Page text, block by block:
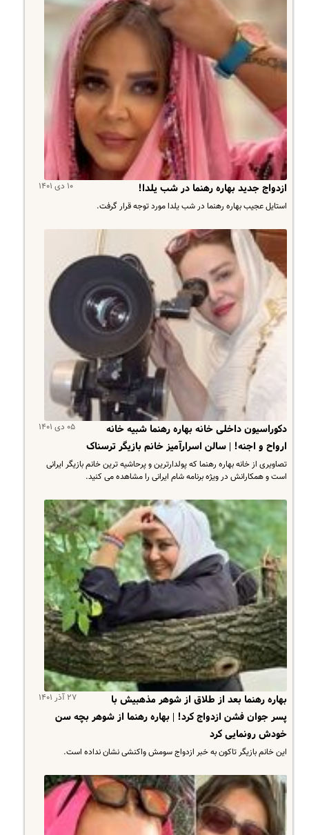
۱۰ دی ۱۴۰۱ ازدواج جدید بهاره رهنما در شب یلدا!
استایل عجیب بهاره رهنما در شب یلدا مورد توجه قرار گرفت.
۰۵ دی ۱۴۰۱
دکوراسیون داخلی خانه بهاره رهنما شبیه خانه
ارواح و اجنه! | سالن اسرارآمیز خانم بازیگر ترسناک
تصاویری از خانه بهاره رهنما که پولدارترین و پرحاشیه ترین خانم بازیگر ایرانی
است و همکارانش در ویژه برنامه شام ایرانی را مشاهده می کنید.
۲۷ آذر ۱۴۰۱
بهاره رهنما بعد از طلاق از شوهر مذهبیش با
پسر جوان فشن ازدواج کرد! | بهاره رهنما از شوهر بچه سن
خودش رونمایی کرد
این خانم بازیگر تاکون به خبر ازدواج سومش واکنشی نشان نداده است.